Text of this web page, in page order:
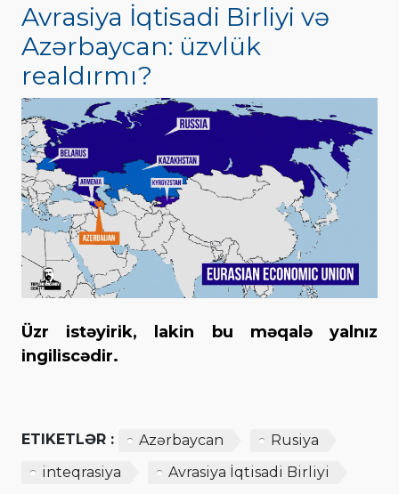
Avrasiya İqtisadi Birliyi və
Azərbaycan: üzvlük
realdırmı?
Üzr istəyirik, lakin bu məqalə yalnız
ingiliscədir.
ETIKETLƏR : Azərbaycan
Rusiya
inteqrasiya
Avrasiya İqtisadi Birliyi